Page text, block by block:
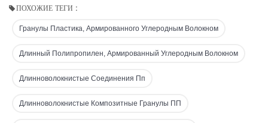
ПОХОЖИЕ ТЕГИ :
Гранулы Пластика, Армированного Углеродным Волокном
Длинный Полипропилен, Армированный Углеродным Волокном
Длинноволокнистые Соединения Пп
Длинноволокнистые Композитные Гранулы ПП